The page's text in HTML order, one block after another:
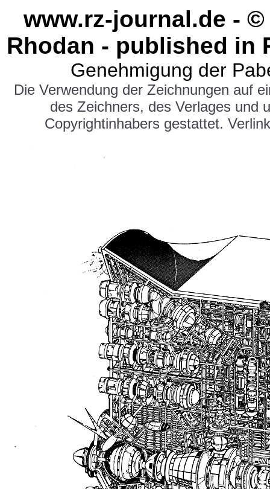
www.rz-journal.de -
Rhodan - published in
Genehmigung der
Die Verwendung der Zeichnungen auf
des Zeichners, des Verlages und
Copyrightinhabers gestattet.